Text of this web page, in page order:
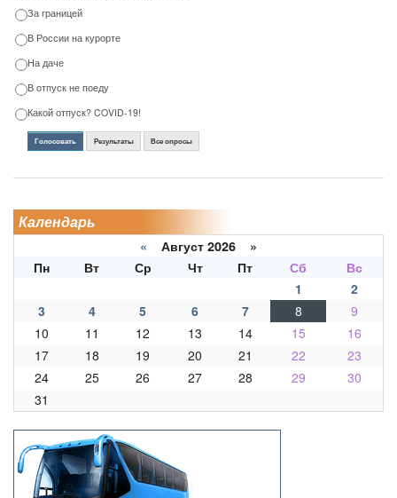
За границей
В России на курорте
На даче
В отпуск не поеду
Какой отпуск? COVID-19!
Голосовать Результаты Все опросы
Календарь
« Август 2026 »
Пн
Вт Ср Чт Пт Сб
Вс
1
2
3
4 5 6 7 8
9
10
11 12 13 14 15
16
17
18 19 20 21 22
23
24
25 26 27 28 29
30
31